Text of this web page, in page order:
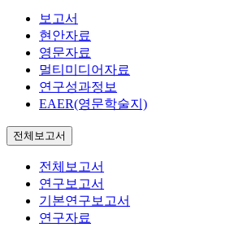
보고서
현안자료
영문자료
멀티미디어자료
연구성과정보
EAER(영문학술지)
전체보고서
전체보고서
연구보고서
기본연구보고서
연구자료